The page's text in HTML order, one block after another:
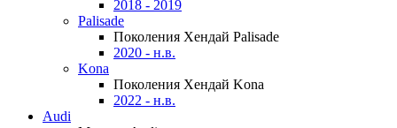
2018 - 2019
Palisade
Поколения Хендай Palisade
2020 - н.в.
Kona
Поколения Хендай Kona
2022 - н.в.
Audi